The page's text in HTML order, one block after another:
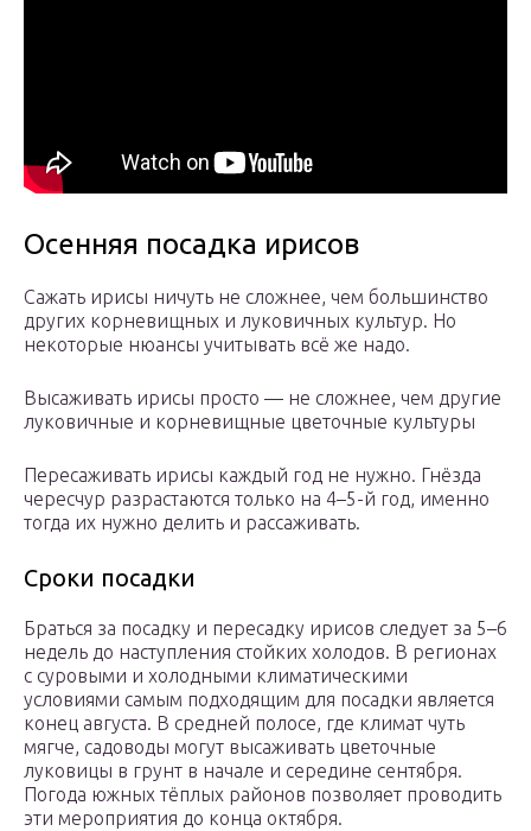
Осенняя посадка ирисов
Сажать ирисы ничуть не сложнее, чем большинство
других корневищных и луковичных культур. Но
некоторые нюансы учитывать всё же надо.
Высаживать ирисы просто — не сложнее, чем другие
луковичные и корневищные цветочные культуры
Пересаживать ирисы каждый год не нужно. Гнёзда
чересчур разрастаются только на 4–5-й год, именно
тогда их нужно делить и рассаживать.
Сроки посадки
Браться за посадку и пересадку ирисов следует за 5–6
недель до наступления стойких холодов. В регионах
с суровыми и холодными климатическими
условиями самым подходящим для посадки является
конец августа. В средней полосе, где климат чуть
мягче, садоводы могут высаживать цветочные
луковицы в грунт в начале и середине сентября.
Погода южных тёплых районов позволяет проводить
эти мероприятия до конца октября.